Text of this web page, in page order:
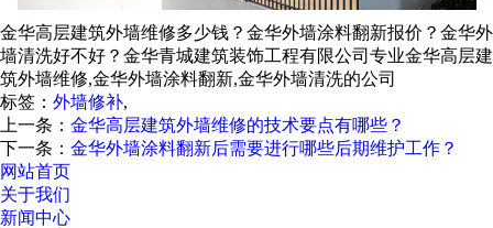
金华高层建筑外墙维修多少钱？金华外墙涂料翻新报价？金华外
墙清洗好不好？金华青城建筑装饰工程有限公司专业金华高层建
筑外墙维修,金华外墙涂料翻新,金华外墙清洗的公司
标签： 外墙修补,
上一条： 金华高层建筑外墙维修的技术要点有哪些？
下一条： 金华外墙涂料翻新后需要进行哪些后期维护工作？
网站首页
关于我们
新闻中心